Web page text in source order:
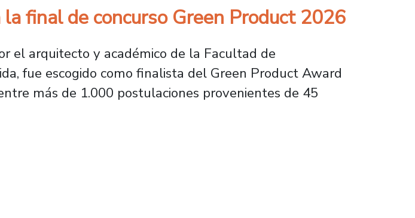
final de concurso Green Product 2026
el arquitecto y académico de la Facultad de
fue escogido como finalista del Green Product Award
más de 1.000 postulaciones provenientes de 45
final de concurso Green Product 2026